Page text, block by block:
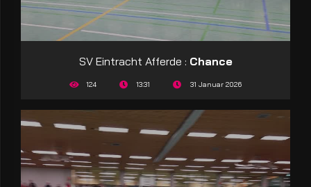
SV Eintracht Afferde : Chance
124 13:31 31 Januar 2026